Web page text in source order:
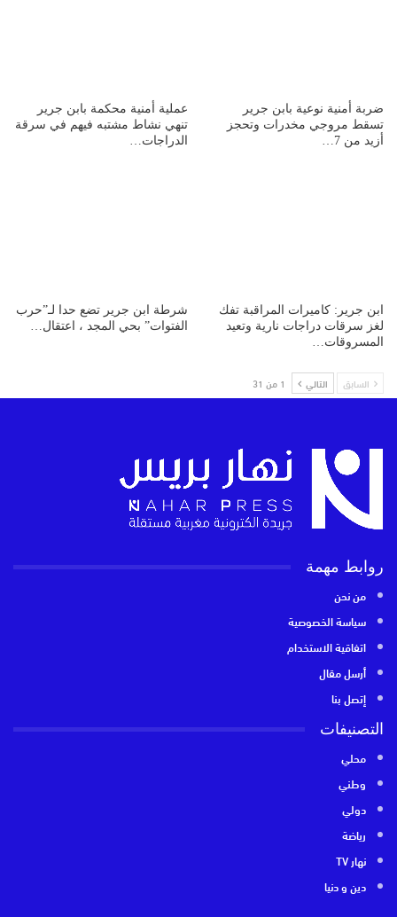
ضربة أمنية نوعية بابن جرير
تسقط مروجي مخدرات وتحجز
أزيد من 7…
عملية أمنية محكمة بابن جرير
تنهي نشاط مشتبه فيهم في سرقة
الدراجات…
ابن جرير: كاميرات المراقبة تفك
لغز سرقات دراجات نارية وتعيد
المسروقات…
شرطة ابن جرير تضع حدا لـ”حرب
الفتوات” بحي المجد ، اعتقال…
السابق التالي 1 من 31
روابط مهمة
من نحن
سياسة الخصوصية
اتفاقية الاستخدام
أرسل مقال
إتصل بنا
التصنيفات
محلي
وطني
دولي
رياضة
نهار TV
دين و دنيا